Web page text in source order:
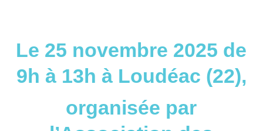
Le 25 novembre 2025 de
9h à 13h à Loudéac (22),
organisée par